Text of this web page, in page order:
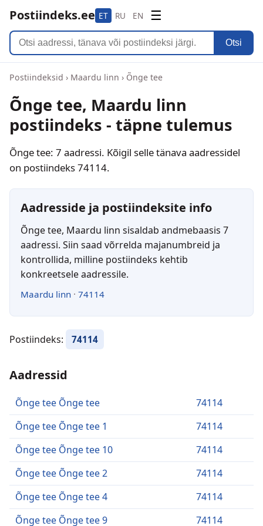
Postiindeks.ee ET RU EN ☰
Otsi
Postiindeksid › Maardu linn › Õnge tee
Õnge tee, Maardu linn
postiindeks - täpne tulemus
Õnge tee: 7 aadressi. Kõigil selle tänava aadressidel
on postiindeks 74114.
Aadresside ja postiindeksite info
Õnge tee, Maardu linn sisaldab andmebaasis 7
aadressi. Siin saad võrrelda majanumbreid ja
kontrollida, milline postiindeks kehtib
konkreetsele aadressile.
Maardu linn · 74114
Postiindeks: 74114
Aadressid
Õnge tee Õnge tee
74114
Õnge tee Õnge tee 1
74114
Õnge tee Õnge tee 10
74114
Õnge tee Õnge tee 2
74114
Õnge tee Õnge tee 4
74114
Õnge tee Õnge tee 9
74114